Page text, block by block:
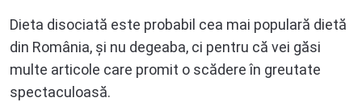
Dieta disociată este probabil cea mai populară dietă
din România, și nu degeaba, ci pentru că vei găsi
multe articole care promit o scădere în greutate
spectaculoasă.